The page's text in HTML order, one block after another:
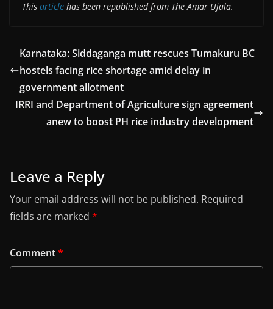
This article has been republished from The Amar Ujala.
Karnataka: Siddaganga mutt rescues Tumakuru BC
hostels facing rice shortage amid delay in
government allotment
IRRI and Department of Agriculture sign agreement
anew to boost PH rice industry development
Leave a Reply
Your email address will not be published. Required
fields are marked *
Comment*